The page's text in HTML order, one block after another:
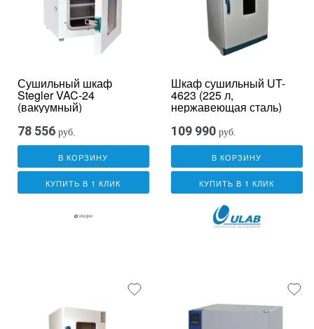
Сушильный шкаф
Stegler VAC-24
(вакуумный)
78 556 руб.
В КОРЗИНУ
КУПИТЬ В 1 КЛИК
Шкаф сушильный UT-
4623 (225 л,
нержавеющая сталь)
109 990 руб.
В КОРЗИНУ
КУПИТЬ В 1 КЛИК